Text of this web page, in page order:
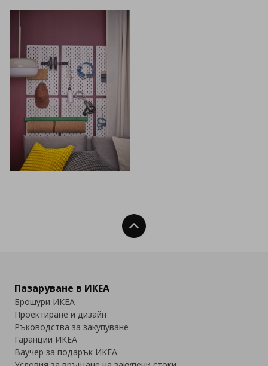
Нагоре
Пазаруване в ИКЕА
Брошури ИКЕА
Проектиране и дизайн
Ръководства за закупуване
Гаранции ИКЕА
Ваучер за подарък ИКЕА